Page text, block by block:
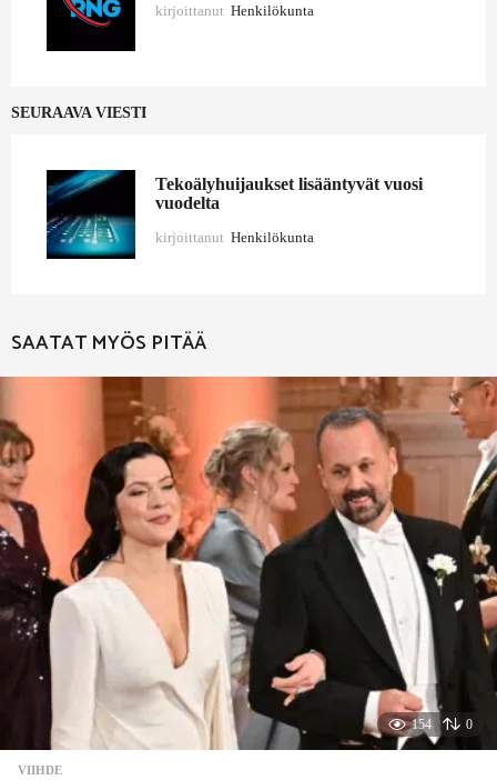
kirjoittanut Henkilökunta
SEURAAVA VIESTI
Tekoälyhuijaukset lisääntyvät vuosi
vuodelta
kirjoittanut Henkilökunta
SAATAT MYÖS PITÄÄ
154 0
VIIHDE